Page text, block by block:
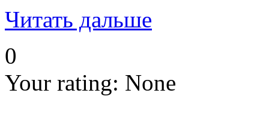
Читать дальше
0
Your rating: None